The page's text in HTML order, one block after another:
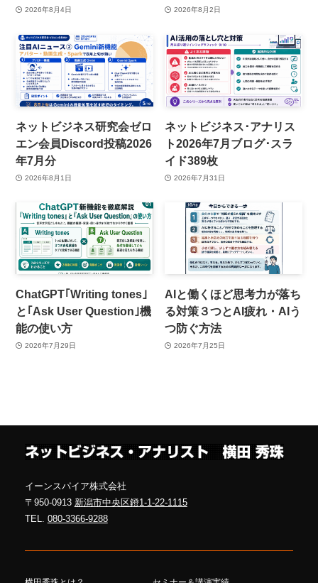
2026年8月4日 2026年8月2日
ネットビジネス研究会ゼロ
エン会員Discord投稿2026
年7月分
2026年8月1日
ネットビジネス･アナリス
ト2026年7月ブログ･スラ
イド389枚
2026年7月31日
ChatGPT｢Writing tones｣
と｢Ask User Question｣機
能の使い方
2026年7月29日
AIと働くほど思考力が落ち
る対策３つとAI疲れ・AIう
つ防ぐ方法
2026年7月25日
イーンスパイア株式会社
〒950-0913 新潟市中央区鐙1-1-22-1115
TEL. 080-3366-9288